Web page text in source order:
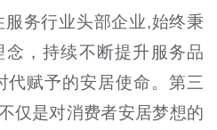
务行业头部企业,始终秉
念，持续不断提升服务品
代赋予的安居使命。第三
仅是对消费者安居梦想的